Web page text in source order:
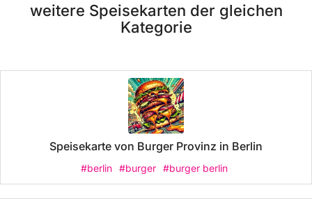
weitere Speisekarten der gleichen
Kategorie
Speisekarte von Burger Provinz in Berlin
#berlin #burger #burger berlin